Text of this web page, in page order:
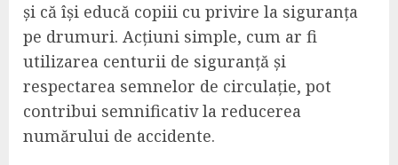
și că își educă copiii cu privire la siguranța
pe drumuri. Acțiuni simple, cum ar fi
utilizarea centurii de siguranță și
respectarea semnelor de circulație, pot
contribui semnificativ la reducerea
numărului de accidente.